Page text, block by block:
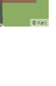
© Keil